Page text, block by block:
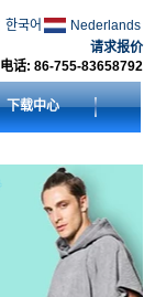
电话: 86-755-83658792
请求报价
한국어 Nederlands
下载中心